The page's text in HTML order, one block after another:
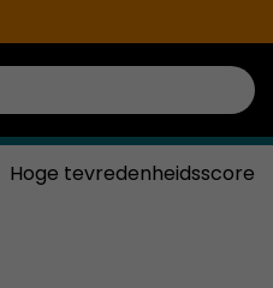
Hoge tevredenheidsscore